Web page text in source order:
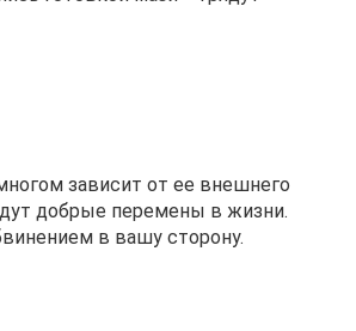
зависит от ее внешнего
добрые перемены в жизни.
в вашу сторону.